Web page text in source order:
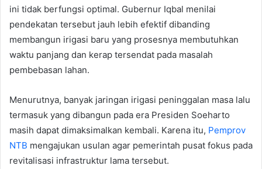
ini tidak berfungsi optimal. Gubernur Iqbal menilai
pendekatan tersebut jauh lebih efektif dibanding
membangun irigasi baru yang prosesnya membutuhkan
waktu panjang dan kerap tersendat pada masalah
pembebasan lahan.
Menurutnya, banyak jaringan irigasi peninggalan masa lalu
termasuk yang dibangun pada era Presiden Soeharto
masih dapat dimaksimalkan kembali. Karena itu, Pemprov
NTB mengajukan usulan agar pemerintah pusat fokus pada
revitalisasi infrastruktur lama tersebut.